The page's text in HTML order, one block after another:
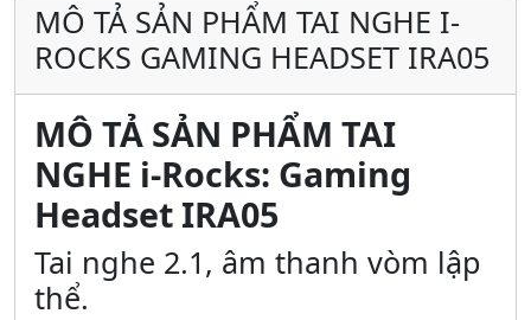
MÔ TẢ SẢN PHẨM TAI NGHE I-
ROCKS GAMING HEADSET IRA05
MÔ TẢ SẢN PHẨM TAI
NGHE i-Rocks: Gaming
Headset IRA05
Tai nghe 2.1, âm thanh vòm lập
thể.